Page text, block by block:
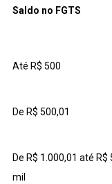
Saldo no FGTS
Até R$ 500
De R$ 500,01
De R$ 1.000,01 até R$
mil